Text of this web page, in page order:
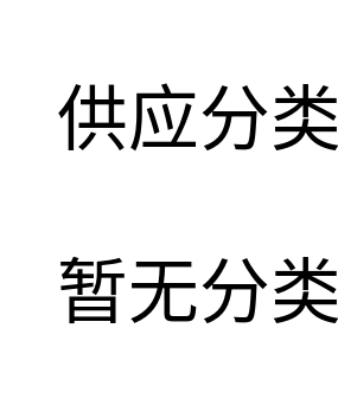
供应分类
暂无分类